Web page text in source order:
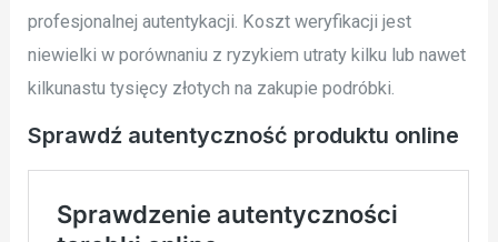
profesjonalnej autentykacji. Koszt weryfikacji jest
niewielki w porównaniu z ryzykiem utraty kilku lub nawet
kilkunastu tysięcy złotych na zakupie podróbki.
Sprawdź autentyczność produktu online